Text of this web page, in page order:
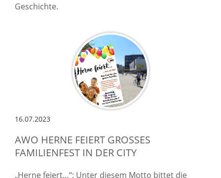
Geschichte.
16.07.2023
AWO HERNE FEIERT GROSSES F
AMILIENFEST IN DER CITY
„Herne feiert…“: Unter diesem Motto bittet die